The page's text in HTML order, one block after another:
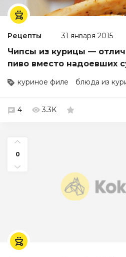
Рецепты 31 января 2015
Чипсы из курицы —
пиво вместо надоевших
куриное филе блюда из
4 3.3K
0